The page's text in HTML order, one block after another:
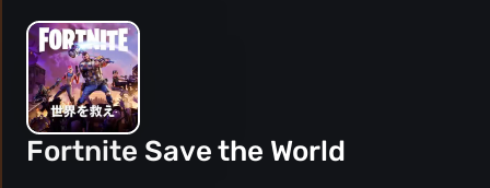
Fortnite Save the World